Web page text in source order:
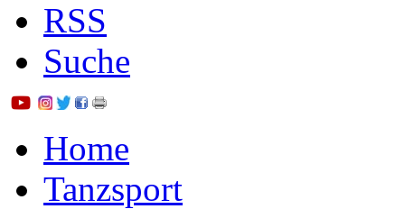
RSS
Suche
Home
Tanzsport